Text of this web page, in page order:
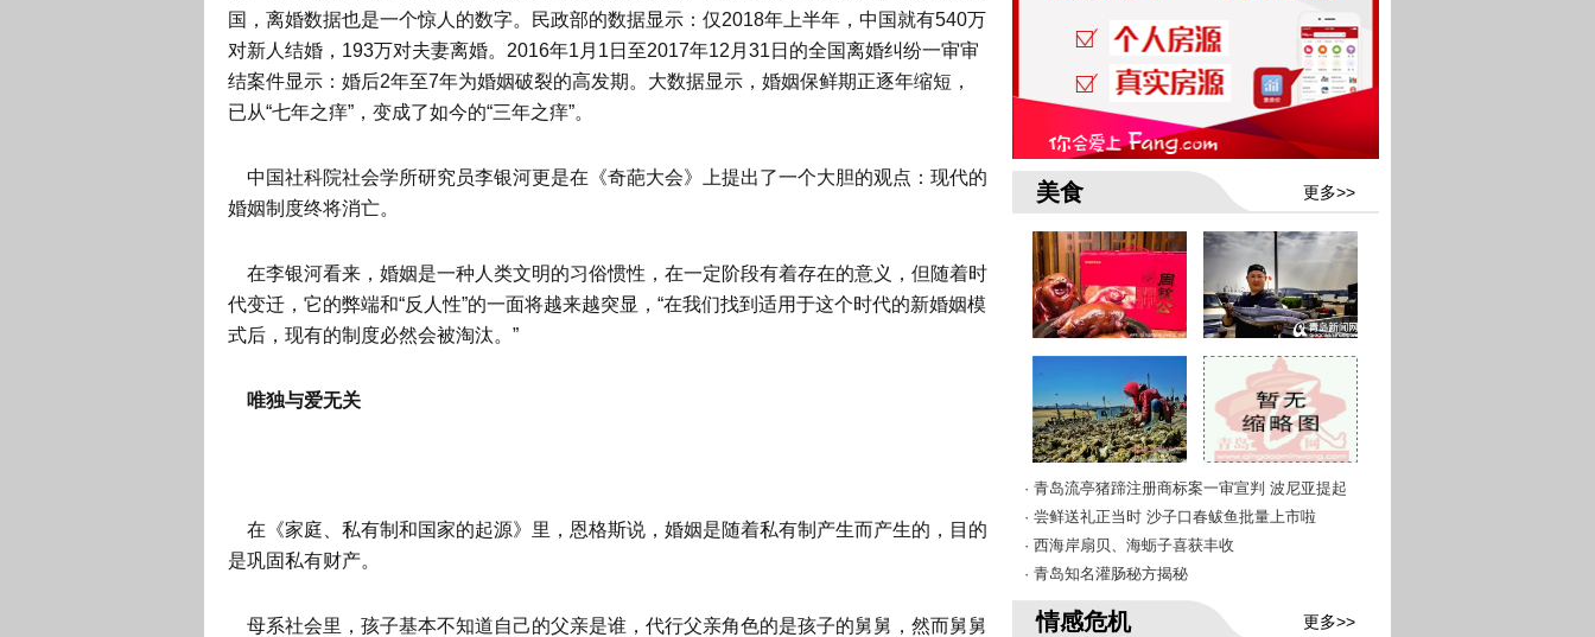
国，离婚数据也是一个惊人的数字。民政部的数据显示：仅2018年上半年，中国就有540万
对新人结婚，193万对夫妻离婚。2016年1月1日至2017年12月31日的全国离婚纠纷一审审
结案件显示：婚后2年至7年为婚姻破裂的高发期。大数据显示，婚姻保鲜期正逐年缩短，
已从“七年之痒”，变成了如今的“三年之痒”。
中国社科院社会学所研究员李银河更是在《奇葩大会》上提出了一个大胆的观点：现代的
婚姻制度终将消亡。
在李银河看来，婚姻是一种人类文明的习俗惯性，在一定阶段有着存在的意义，但随着时
代变迁，它的弊端和“反人性”的一面将越来越突显，“在我们找到适用于这个时代的新婚姻模
式后，现有的制度必然会被淘汰。”
唯独与爱无关
在《家庭、私有制和国家的起源》里，恩格斯说，婚姻是随着私有制产生而产生的，目的
是巩固私有财产。
母系社会里，孩子基本不知道自己的父亲是谁，代行父亲角色的是孩子的舅舅，然而舅舅
美食 更多>>
· 青岛流亭猪蹄注册商标案一审宣判 波尼亚提起
· 尝鲜送礼正当时 沙子口春鲅鱼批量上市啦
· 西海岸扇贝、海蛎子喜获丰收
· 青岛知名灌肠秘方揭秘
情感危机 更多>>